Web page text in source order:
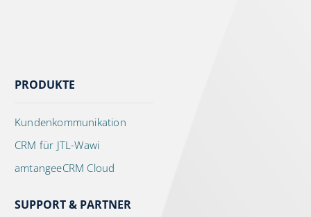
PRODUKTE
Kundenkommunikation
CRM für JTL-Wawi
amtangeeCRM Cloud
SUPPORT & PARTNER